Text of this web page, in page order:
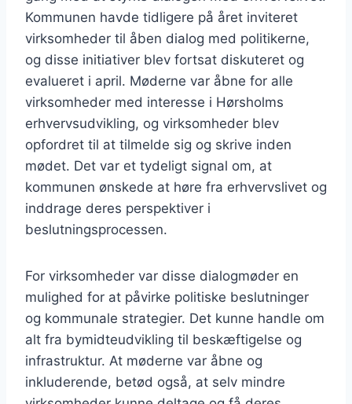
Kommunen havde tidligere på året inviteret
virksomheder til åben dialog med politikerne,
og disse initiativer blev fortsat diskuteret og
evalueret i april. Møderne var åbne for alle
virksomheder med interesse i Hørsholms
erhvervsudvikling, og virksomheder blev
opfordret til at tilmelde sig og skrive inden
mødet. Det var et tydeligt signal om, at
kommunen ønskede at høre fra erhvervslivet og
inddrage deres perspektiver i
beslutningsprocessen.
For virksomheder var disse dialogmøder en
mulighed for at påvirke politiske beslutninger
og kommunale strategier. Det kunne handle om
alt fra bymidteudvikling til beskæftigelse og
infrastruktur. At møderne var åbne og
inkluderende, betød også, at selv mindre